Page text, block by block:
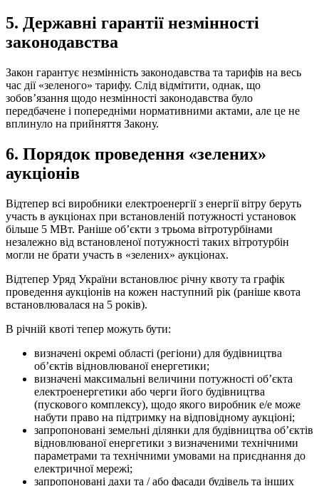
5. Державні гарантії незмінності
законодавства
Закон гарантує незмінність законодавства та тарифів на весь
час дії «зеленого» тарифу. Слід відмітити, однак, що
зобов’язання щодо незмінності законодавства було
передбачене і попередніми нормативними актами, але це не
вплинуло на прийняття Закону.
6. Порядок проведення «зелених»
аукціонів
Відтепер всі виробники електроенергії з енергії вітру беруть
участь в аукціонах при встановленій потужності установок
більше 5 МВт. Раніше об’єкти з трьома вітротурбінами
незалежно від встановленої потужності таких вітротурбін
могли не брати участь в «зелених» аукціонах.
Відтепер Уряд України встановлює річну квоту та графік
проведення аукціонів на кожен наступний рік (раніше квота
встановлювалася на 5 років).
В річній квоті тепер можуть бути:
визначені окремі області (регіони) для будівництва
об’єктів відновлюваної енергетики;
визначені максимальні величини потужності об’єкта
електроенергетики або черги його будівництва
(пускового комплексу), щодо якого виробник е/е може
набути право на підтримку на відповідному аукціоні;
запропоновані земельні ділянки для будівництва об’єктів
відновлюваної енергетики з визначеними технічними
параметрами та технічними умовами на приєднання до
електричної мережі;
запропоновані дахи та / або фасади будівель та інших